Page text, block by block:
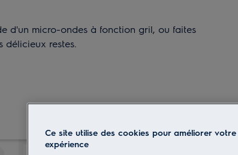
d'un micro-ondes à fonction gril, ou faites
délicieux restes.
Ce site utilise des cookies pour améliorer
expérience